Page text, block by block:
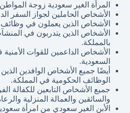
المرأة الغير سعودية زوجة
الأشخاص الحاملين لجواز السفر
الأشخاص الذين يعملون في وظائف
الأشخاص الذين يتدربون في
بالمملكة.
الأشخاص الداعمين للقوات
السعودية.
أيضًا جميع الأشخاص الوافدين
الوظائف الحكومية في المملكة.
جميع الأشخاص التابعين للكفالة
والسائقين والعمالة المنزلية
الأبن الغير سعودي من امرأة